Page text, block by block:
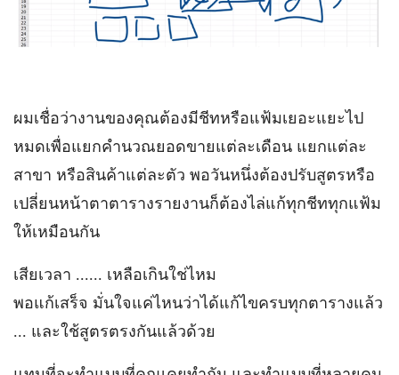
ผมเชื่อว่างานของคุณต้องมีชีทหรือแฟ้มเยอะแยะไป
หมดเพื่อแยกคำนวณยอดขายแต่ละเดือน แยกแต่ละ
สาขา หรือสินค้าแต่ละตัว พอวันหนึ่งต้องปรับสูตรหรือ
เปลี่ยนหน้าตาตารางรายงานก็ต้องไล่แก้ทุกชีททุกแฟ้ม
ให้เหมือนกัน
เสียเวลา ...... เหลือเกินใช่ไหม
พอแก้เสร็จ มั่นใจแค่ไหนว่าได้แก้ไขครบทุกตารางแล้ว
... และใช้สูตรตรงกันแล้วด้วย